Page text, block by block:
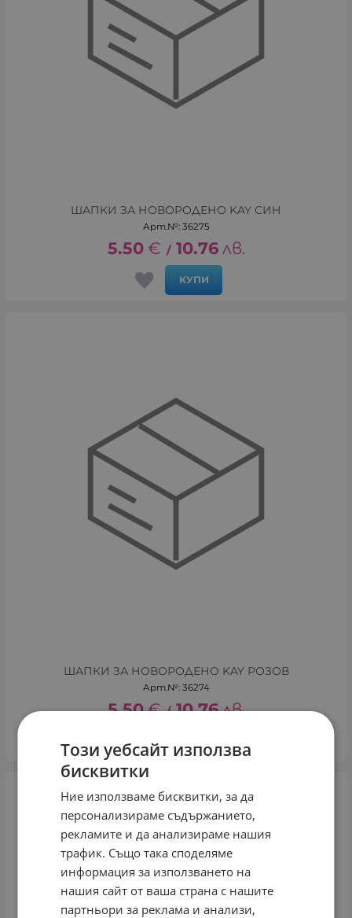
ШАПКИ ЗА НОВОРОДЕНО KAY СИН
Арт.№: 36275
5.50 € / 10.76 лв.
КУПИ
ШАПКИ ЗА НОВОРОДЕНО KAY РОЗОВ
Арт.№: 36274
5.50 € / 10.76 лв.
Този уебсайт използва
бисквитки
Ние използваме бисквитки, за да
персонализираме съдържанието,
рекламите и да анализираме нашия
трафик. Също така споделяме
информация за използването на
нашия сайт от ваша страна с нашите
партньори за реклама и анализи,